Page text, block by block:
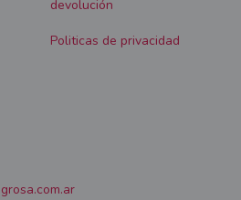
devolución
Politicas de privacidad